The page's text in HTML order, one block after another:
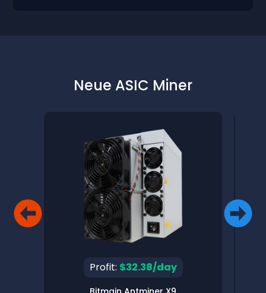
Neue ASIC Miner
Profit: $32.38/day